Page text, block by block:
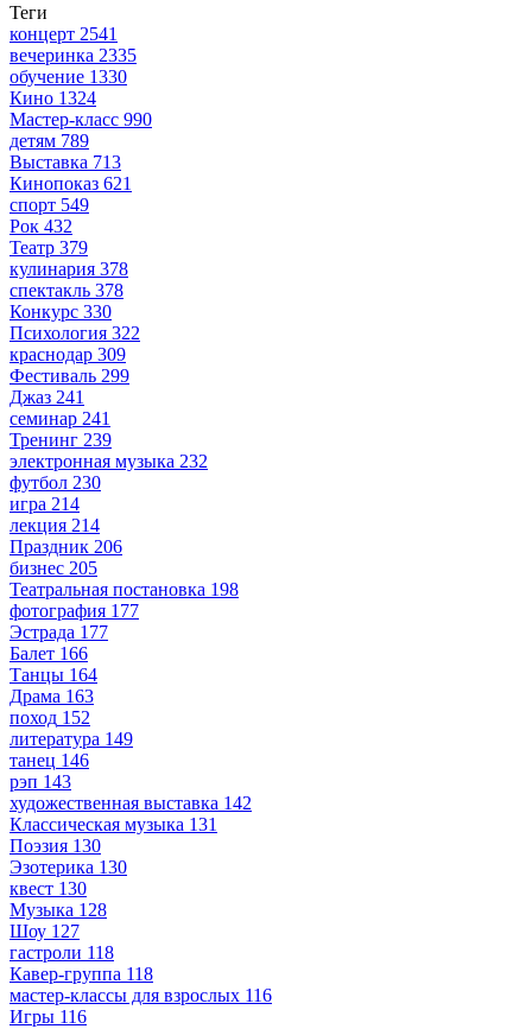
Теги
концерт 2541
вечеринка 2335
обучение 1330
Кино 1324
Мастер-класс 990
детям 789
Выставка 713
Кинопоказ 621
спорт 549
Рок 432
Театр 379
кулинария 378
спектакль 378
Конкурс 330
Психология 322
краснодар 309
Фестиваль 299
Джаз 241
семинар 241
Тренинг 239
электронная музыка 232
футбол 230
игра 214
лекция 214
Праздник 206
бизнес 205
Театральная постановка 198
фотография 177
Эстрада 177
Балет 166
Танцы 164
Драма 163
поход 152
литература 149
танец 146
рэп 143
художественная выставка 142
Классическая музыка 131
Поэзия 130
Эзотерика 130
квест 130
Музыка 128
Шоу 127
гастроли 118
Кавер-группа 118
мастер-классы для взрослых 116
Игры 116